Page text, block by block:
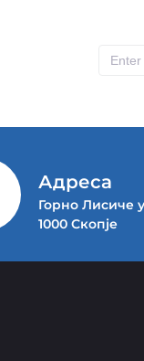
Адреса
Горно Лисиче
1000 Скопје